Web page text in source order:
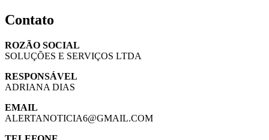
Contato
ROZÃO SOCIAL
SOLUÇÕES E SERVIÇOS LTDA
RESPONSÁVEL
ADRIANA DIAS
EMAIL
ALERTANOTICIA6@GMAIL.COM